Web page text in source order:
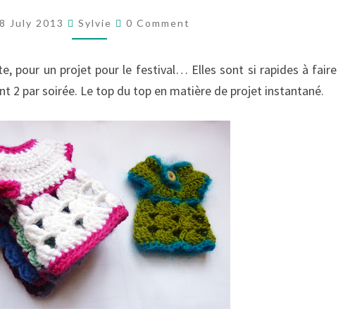
8 July 2013 Sylvie Comments
0 Comment
pour un projet pour le festival… Elles sont si rapides à faire
2 par soirée. Le top du top en matière de projet instantané.